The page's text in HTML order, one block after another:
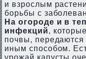
и взрослым
борьбы с
На огороде и в
инфекций,
почвы, передаются
иным способом.
урожай капусты